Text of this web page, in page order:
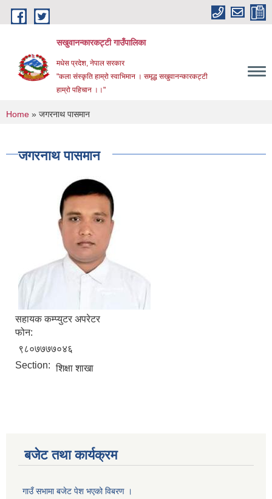
Skip to main content
सखुवानन्कारकट्टी गाउँपालिका
मधेस प्रदेश, नेपाल सरकार
"कला संस्कृति हाम्रो स्वाभिमान । समृद्ध सखुवानन्कारकट्टी
हाम्रो पहिचान ।।"
You are here
Home » जगरनाथ पासमान
जगरनाथ पासमान
सहायक कम्प्युटर अपरेटर
फोन:
९८०७७७७०४६
Section: शिक्षा शाखा
बजेट तथा कार्यक्रम
गाउँ सभामा बजेट पेश भएको विबरण ।